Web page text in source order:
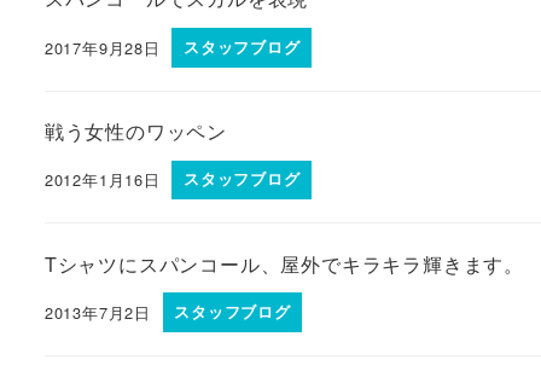
2017年9月28日 スタッフブログ
戦う女性のワッペン
2012年1月16日 スタッフブログ
Tシャツにスパンコール、屋外でキラキラ輝きます。
2013年7月2日 スタッフブログ